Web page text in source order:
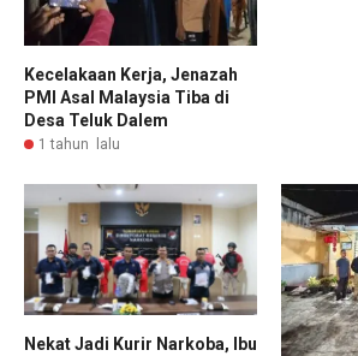
Kecelakaan Kerja, Jenazah
PMI Asal Malaysia Tiba di
Desa Teluk Dalem
1 tahun lalu
Nekat Jadi Kurir Narkoba, Ibu